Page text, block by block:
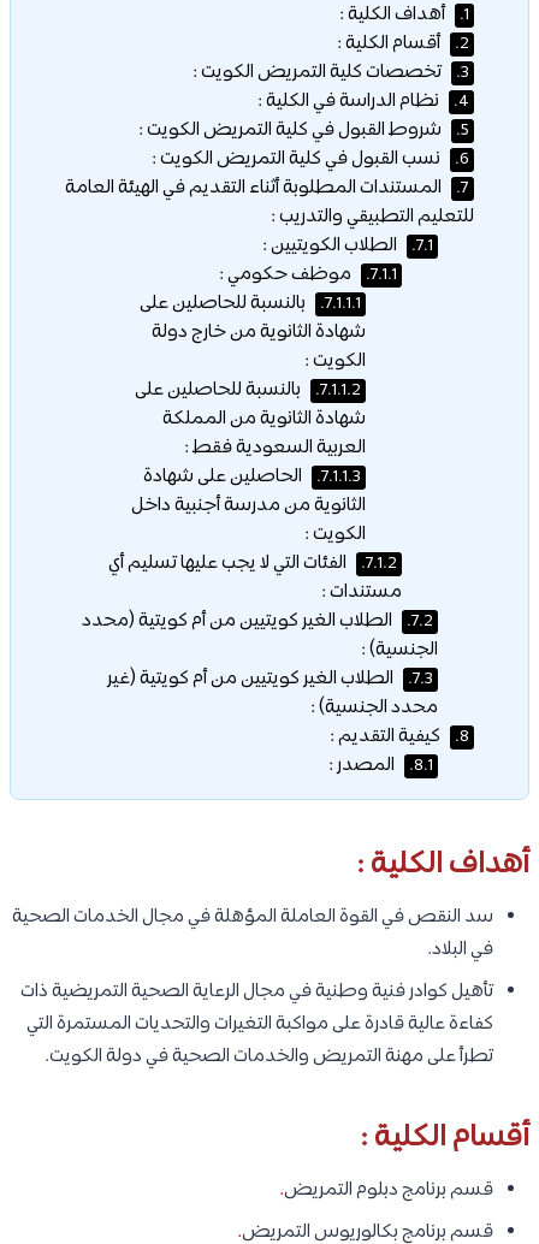
1. أهداف الكلية :
2. أقسام الكلية :
3. تخصصات كلية التمريض الكويت :
4. نظام الدراسة في الكلية :
5. شروط القبول في كلية التمريض الكويت :
6. نسب القبول في كلية التمريض الكويت :
7.
المستندات المطلوبة أثناء التقديم في الهيئة العامة
للتعليم التطبيقي والتدريب :
7.1. الطلاب الكويتيين :
7.1.1. موظف حكومي :
7.1.1.1.
بالنسبة للحاصلين على
شهادة الثانوية من خارج دولة
الكويت :
7.1.1.2.
بالنسبة للحاصلين على
شهادة الثانوية من المملكة
العربية السعودية فقط :
7.1.1.3.
الحاصلين على شهادة
الثانوية من مدرسة أجنبية داخل
الكويت :
7.1.2.
الفئات التي لا يجب عليها تسليم أي
مستندات :
7.2.
الطلاب الغير كويتيين من أم كويتية (محدد
الجنسية) :
7.3.
الطلاب الغير كويتيين من أم كويتية (غير
محدد الجنسية) :
8. كيفية التقديم :
8.1. المصدر :
أهداف الكلية :
سد النقص في القوة العاملة المؤهلة في مجال الخدمات الصحية
في البلاد.
تأهيل كوادر فنية وطنية في مجال الرعاية الصحية التمريضية ذات
كفاءة عالية قادرة على مواكبة التغيرات والتحديات المستمرة التي
تطرأ على مهنة التمريض والخدمات الصحية في دولة الكويت.
أقسام الكلية :
قسم برنامج دبلوم التمريض.
قسم برنامج بكالوريوس التمريض.